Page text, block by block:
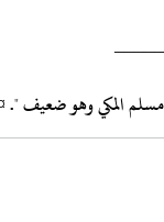
مسلم المكي وهو ضعيف ".